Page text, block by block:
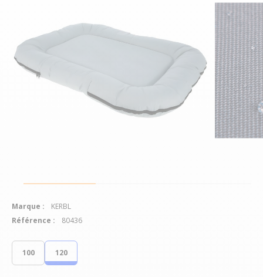
100 120
Marque :
KERBL
Référence :
80436